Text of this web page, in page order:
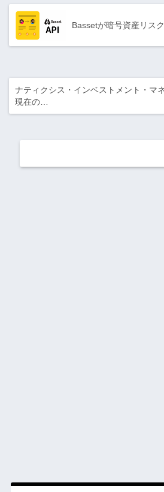
Bassetが暗号資産リス
ナティクシス・インベストメント・マ
現在の…